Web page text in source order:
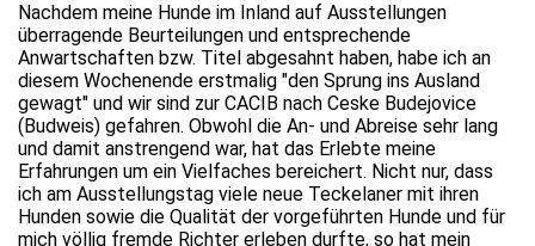
Nachdem meine Hunde im Inland auf Ausstellungen
überragende Beurteilungen und entsprechende
Anwartschaften bzw. Titel abgesahnt haben, habe ich an
diesem Wochenende erstmalig "den Sprung ins Ausland
gewagt" und wir sind zur CACIB nach Ceske Budejovice
(Budweis) gefahren. Obwohl die An- und Abreise sehr lang
und damit anstrengend war, hat das Erlebte meine
Erfahrungen um ein Vielfaches bereichert. Nicht nur, dass
ich am Ausstellungstag viele neue Teckelaner mit ihren
Hunden sowie die Qualität der vorgeführten Hunde und für
mich völlig fremde Richter erleben durfte, so hat mein